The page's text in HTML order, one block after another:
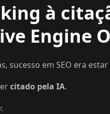
à
Engine
sucesso em SEO era estar
citado pela IA.